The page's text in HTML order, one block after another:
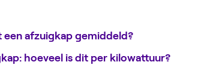
afzuigkap gemiddeld?
hoeveel is dit per kilowattuur?